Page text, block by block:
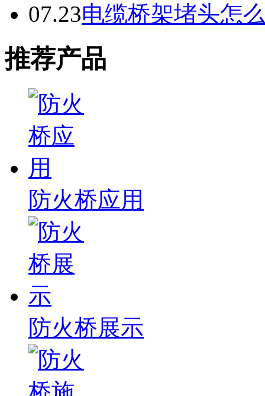
07.23电缆桥架堵头怎
推荐产品
防火桥应用
防火桥展示